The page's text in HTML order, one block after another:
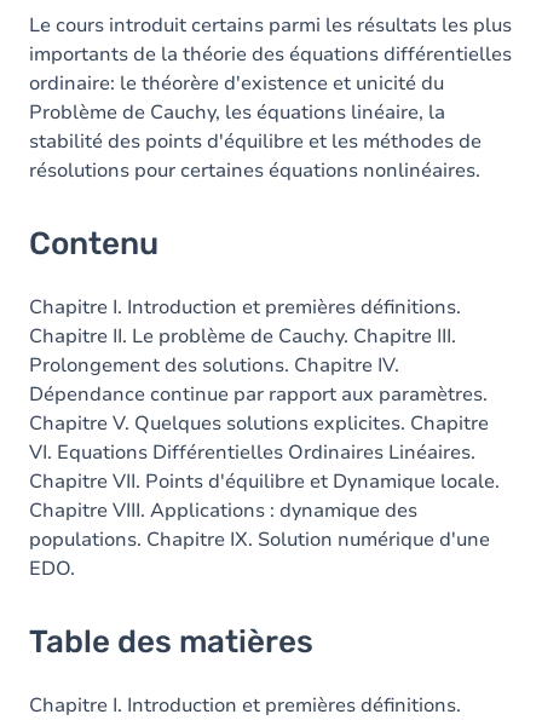
Table des matières
Exercices
Le cours introduit certains parmi les résultats les plus
importants de la théorie des équations différentielles
ordinaire: le théorère d'existence et unicité du
Problème de Cauchy, les équations linéaire, la
stabilité des points d'équilibre et les méthodes de
résolutions pour certaines équations nonlinéaires.
Contenu
Chapitre I. Introduction et premières définitions.
Chapitre II. Le problème de Cauchy. Chapitre III.
Prolongement des solutions. Chapitre IV.
Dépendance continue par rapport aux paramètres.
Chapitre V. Quelques solutions explicites. Chapitre
VI. Equations Différentielles Ordinaires Linéaires.
Chapitre VII. Points d'équilibre et Dynamique locale.
Chapitre VIII. Applications : dynamique des
populations. Chapitre IX. Solution numérique d'une
EDO.
Table des matières
Chapitre I. Introduction et premières définitions.